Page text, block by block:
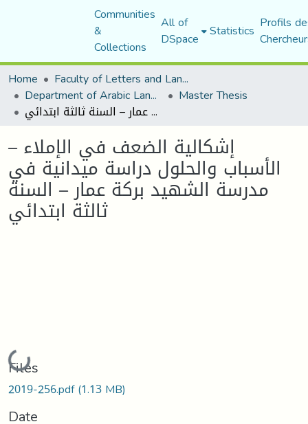
Communities
&
Collections
All of
DSpace Statistics Profils
Home
Faculty of Letters and Languages
Department of Arabic Language and Literature Master Thesis
إشكالية الضعف في الإملاء – الأسباب والحلول دراسة ميدانية في مدرسة الشهيد بركة عمار – السنة ثالثة ابتدائي
إشكالية الضعف في الإملاء –
الأسباب والحلول دراسة ميدانية في
مدرسة الشهيد بركة عمار – السنة
ثالثة ابتدائي
Loading...
Files
2019-256.pdf(1.13 MB)
Date